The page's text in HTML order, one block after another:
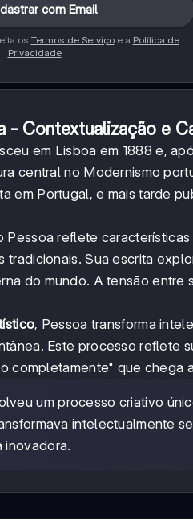
com Email
os Termos de Serviçoe a Política de
Privacidade
- Contextualização e
em Lisboa em 1888 e,
central no Modernismo
em Portugal, e mais tarde
Pessoa reflete
tradicionais. Sua escrita
do mundo. A tensão
, Pessoa transforma
Este processo reflete
completamente" que chega
um processo criativo
intelectualmente
inovadora.